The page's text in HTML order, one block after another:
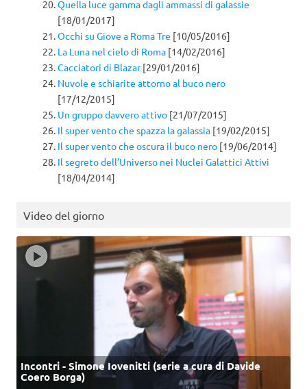
Quella luce gamma dagli ammassi di galassie
[18/01/2017]
Occhi su Giove a Roma Tre [10/05/2016]
La Luna nel cielo di Roma [14/02/2016]
Cacciatori di Blazar[29/01/2016]
Nuvole e schiarite attorno al buco nero
[17/12/2015]
Un gruppo davvero attivo [21/07/2015]
Il super vento che spazza la galassia [19/02/2015]
Il super vento che oscura il buco nero [19/06/2014]
Il segreto dell’Universo nei Nuclei Galattici Attivi
[18/04/2014]
Video del giorno
Incontri - Simone Iovenitti (serie a cura di Davide
Coero Borga)